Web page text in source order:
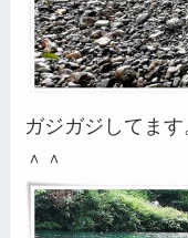
ガジガジしてま
＾＾